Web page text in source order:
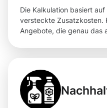
Die Kalkulation basiert
versteckte Zusatzkosten.
Angebote, die genau das